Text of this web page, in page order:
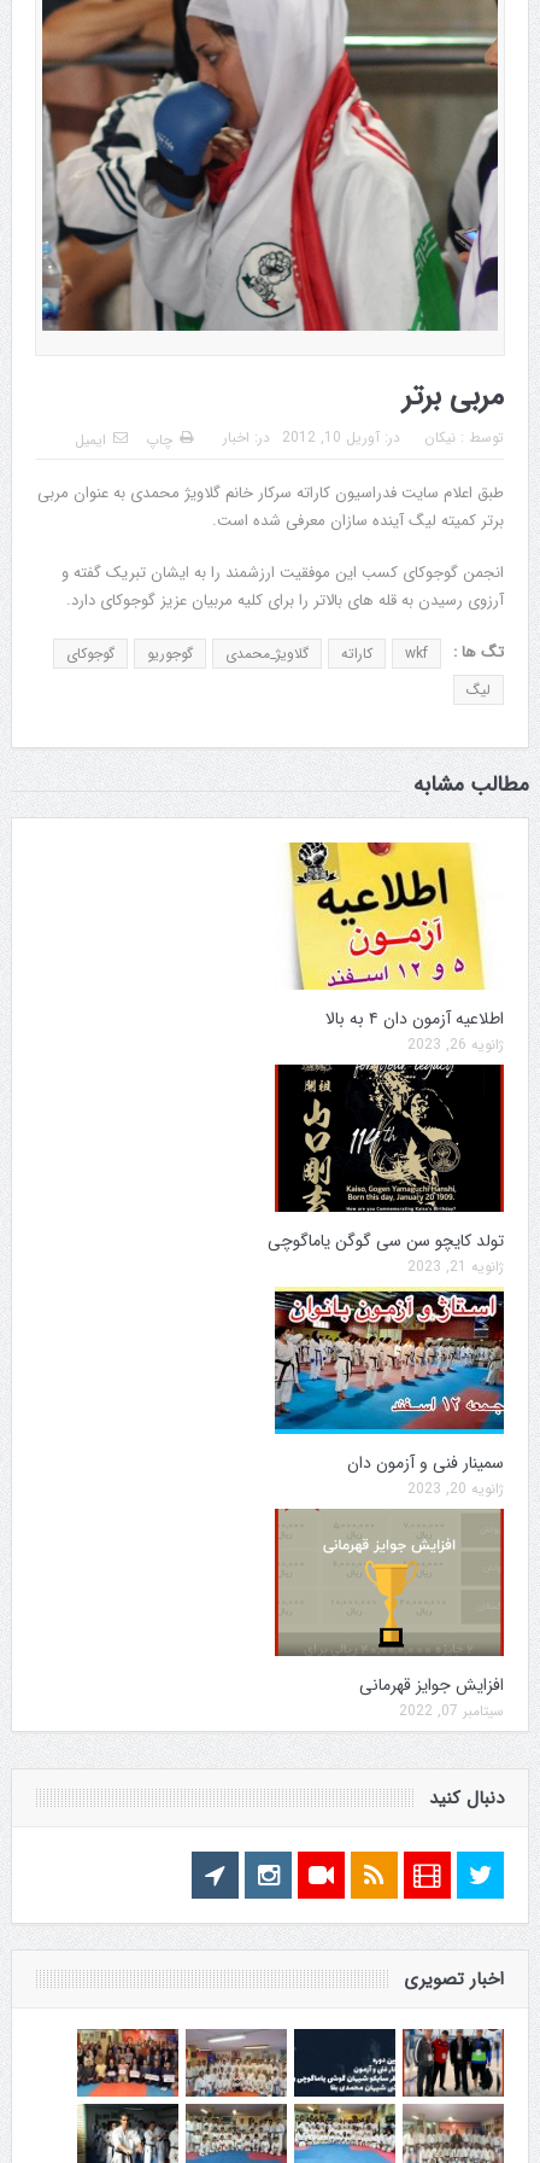
مربی برتر
توسط : نیکان در: آوریل 10, 2012 در: اخبار چاپ ایمیل
طبق اعلام سایت فدراسیون کاراته سرکار خانم گلاویژ محمدی به عنوان مربی
برتر کمیته لیگ آینده سازان معرفی شده است.
انجمن گوجوکای کسب این موفقیت ارزشمند را به ایشان تبریک گفته و
آرزوی رسیدن به قله های بالاتر را برای کلیه مربیان عزیز گوجوکای دارد.
تگ ها : wkf کاراته گلاویژ_محمدی گوجوریو
گوجوکای
لیگ
مطالب مشابه
اطلاعیه آزمون دان ۴ به بالا
ژانویه 26, 2023
تولد کایچو سن سی گوگن یاماگوچی
ژانویه 21, 2023
سمینار فنی و آزمون دان
ژانویه 20, 2023
افزایش جوایز قهرمانی
سپتامبر 07, 2022
دنبال کنید
اخبار تصویری